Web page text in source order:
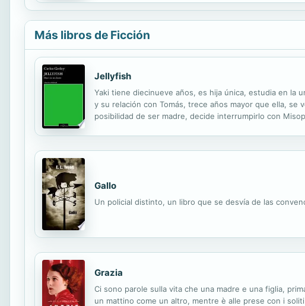
Más libros de Ficción
Jellyfish
Yaki tiene diecinueve años, es hija única, estudia en la
y su relación con Tomás, trece años mayor que ella, se
posibilidad de ser madre, decide interrumpirlo con
Gallo
Un policial distinto, un libro que se desvía de las
Grazia
Ci sono parole sulla vita che una madre e una figlia,
un mattino come un altro, mentre è alle prese con i